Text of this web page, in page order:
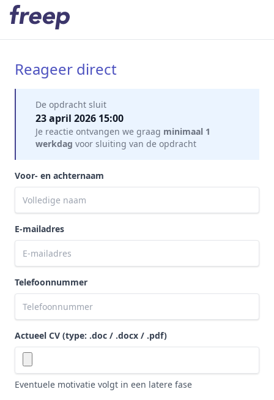
Mijn gegevens
Reageer direct
De opdracht sluit
23 april 2026 15:00
Je reactie ontvangen we graag minimaal 1
werkdag voor sluiting van de opdracht
Voor- en achternaam
E-mailadres
Telefoonnummer
Actueel CV (type: .doc / .docx / .pdf)
Eventuele motivatie volgt in een latere fase